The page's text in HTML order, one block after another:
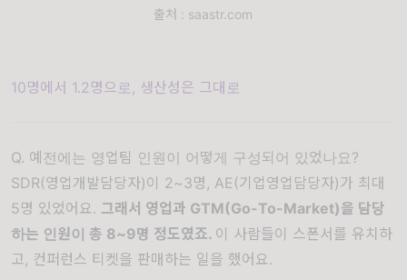
출처 : saastr.com
10명에서 1.2명으로, 생산성은 그대로
Q. 예전에는 영업팀 인원이 어떻게 구성되어 있었나요?
SDR(영업개발담당자)이 2~3명, AE(기업영업담당자)가 최대
5명 있었어요. 그래서 영업과 GTM(Go-To-Market)을 담당
하는 인원이 총 8~9명 정도였죠. 이 사람들이 스폰서를 유치하
고, 컨퍼런스 티켓을 판매하는 일을 했어요.